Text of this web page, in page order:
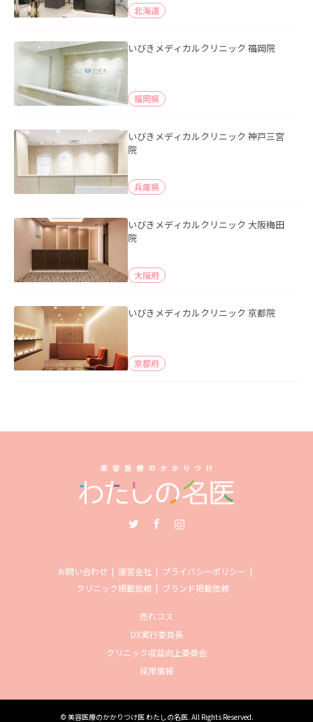
北海道
いびきメディカルクリニック 福岡院
福岡県
いびきメディカルクリニック 神戸三宮
院
兵庫県
いびきメディカルクリニック 大阪梅田
院
大阪府
いびきメディカルクリニック 京都院
京都府
お問い合わせ 運営会社
プライバシーポリシー
クリニック掲載依頼
ブランド掲載依頼
売れコス
DX実行委員長
クリニック収益向上委員会
採用情報
© 美容医療のかかりつけ医 わたしの名医. All Rights Reserved.